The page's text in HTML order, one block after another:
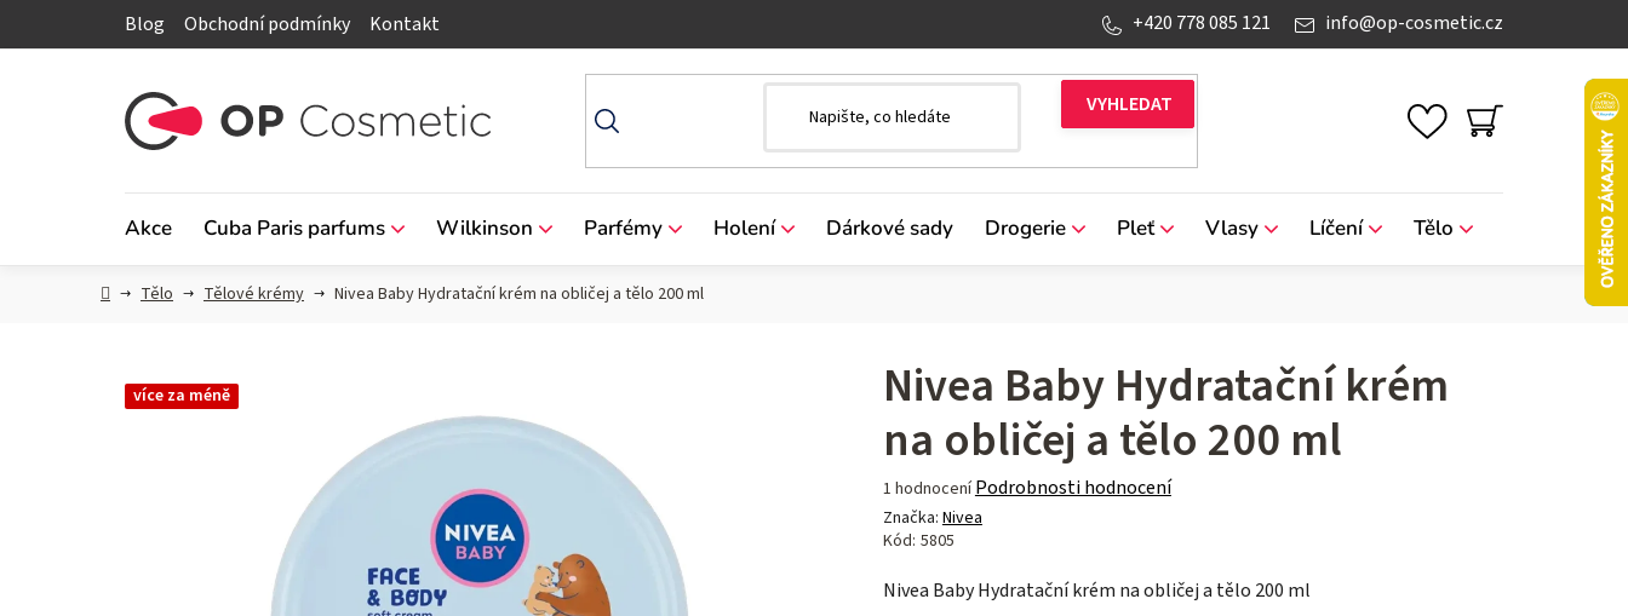
Blog Obchodní podmínky Kontakt info@op-cosmetic.cz
+420 778 085 121
NÁKUPNÍ
Akce Cuba Paris parfums Wilkinson Parfémy Holení Dárkové sady Drogerie Pleť Vlasy Líčení Tělo
DomůTělo Tělové krémy Nivea Baby Hydratační krém na obličej a tělo 200 ml
Nivea Baby Hydratační krém
na obličej a tělo 200 ml
Průměrné
hodnocení
produktu
5,0
1 hodnocení Podrobnosti hodnocení
Značka: Nivea
Kód: 5805
Nivea Baby Hydratační krém na obličej a tělo 200 ml
více za méně